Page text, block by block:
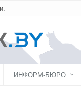
ИНФОРМ-БЮРО